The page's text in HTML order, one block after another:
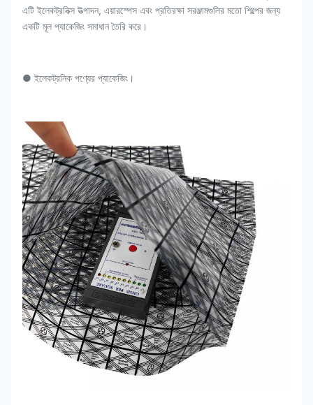
এটি ইলেকট্রনিক্স উত্পাদন, এয়ারস্পেস এবং প্রতিরক্ষা সরঞ্জামগুলির মতো শিল্পের জন্য
একটি মূল প্যাকেজিং সমাধান তৈরি করে।
● ইলেকট্রনিক পণ্যের প্যাকেজিং।